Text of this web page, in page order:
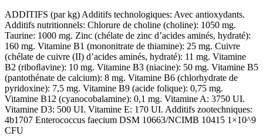
ADDITIFS (par kg) Additifs technologiques: Avec antioxydants.
Additifs nutritionnels: Chlorure de choline (choline): 1050 mg.
Taurine: 1000 mg. Zinc (chélate de zinc d’acides aminés, hydraté):
160 mg. Vitamine B1 (mononitrate de thiamine): 25 mg. Cuivre
(chélate de cuivre (II) d’acides aminés, hydraté): 11 mg. Vitamine
B2 (riboﬂavine): 10 mg. Vitamine B3 (niacine): 50 mg. Vitamine B5
(pantothénate de calcium): 8 mg. Vitamine B6 (chlorhydrate de
pyridoxine): 7,5 mg. Vitamine B9 (acide folique): 0,75 mg.
Vitamine B12 (cyanocobalamine): 0,1 mg. Vitamine A: 3750 UI.
Vitamine D3: 500 UI. Vitamine E: 170 UI. Additifs zootechniques:
4b1707 Enterococcus faecium DSM 10663/NCIMB 10415 1×10^9
CFU